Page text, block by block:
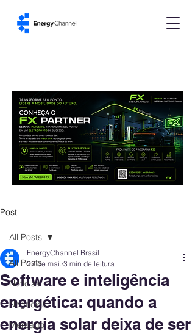
Post
All Posts
Notícias
Negócios
Mercado
All Posts
Software e inteligência
energética: quando a
energia solar deixa de ser
EnergyChannel Brasil
22 de mai. 3 min de leitura